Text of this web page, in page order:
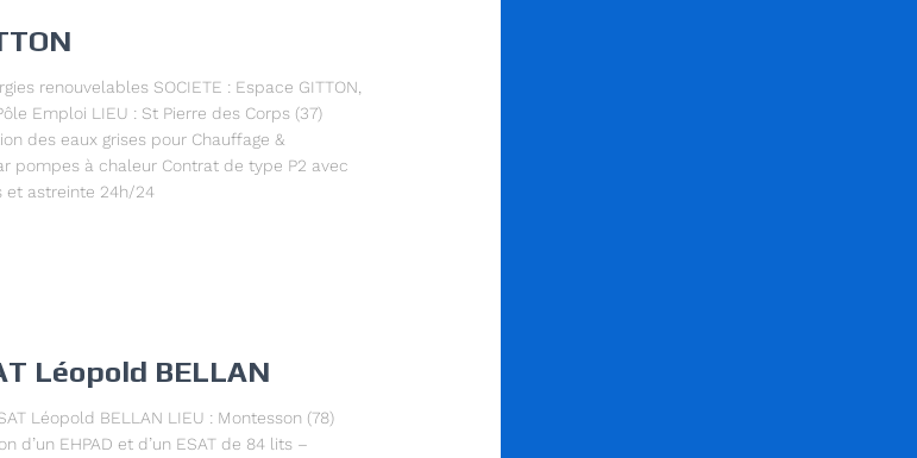
renouvelables SOCIETE : Espace GITTON,
Emploi LIEU : St Pierre des Corps (37)
des eaux grises pour Chauffage &
pompes à chaleur Contrat de type P2 avec
et astreinte 24h/24
Léopold BELLAN
Léopold BELLAN LIEU : Montesson (78)
d’un EHPAD et d’un ESAT de 84 lits –